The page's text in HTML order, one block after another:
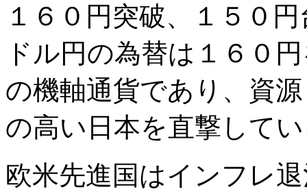
１６０円突破、１５０
ドル円の為替は１６０
の機軸通貨であり、資
の高い日本を直撃して
欧米先進国はインフレ